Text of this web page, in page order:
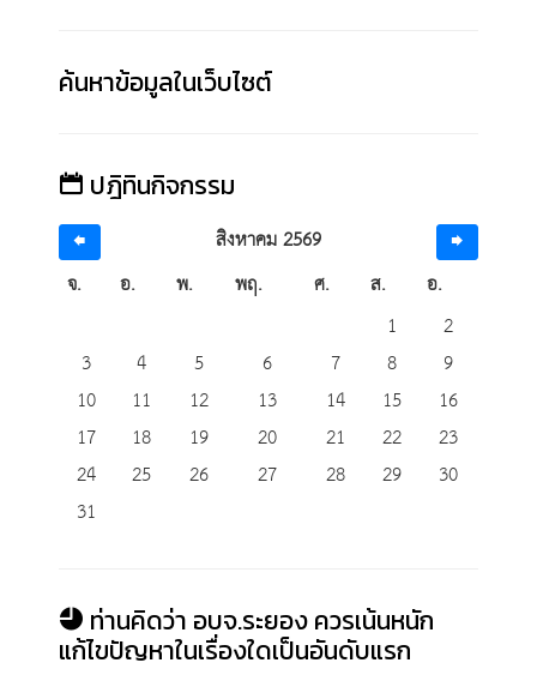
ค้นหาข้อมูลในเว็บไซต์
ปฎิทินกิจกรรม
สิงหาคม 2569
จ.
อ. พ. พฤ. ศ. ส.
อ.
1
2
3
4 5 6 7 8
9
10
11 12 13 14 15
16
17
18 19 20 21 22
23
24
25 26 27 28 29
30
31
ท่านคิดว่า อบจ.ระยอง ควรเน้นหนัก
แก้ไขปัญหาในเรื่องใดเป็นอันดับแรก